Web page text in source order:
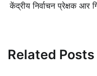
केंद्रीय निर्वाचन प्रेक्षक आर
Related Posts